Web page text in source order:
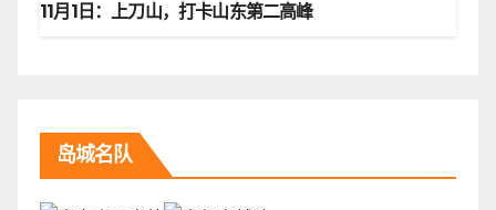
11月1日：上刀山，打卡山东第二高峰
岛城名队